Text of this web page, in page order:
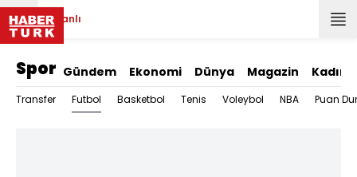
Canlı
Spor Gündem Ekonomi Dünya Magazin Kadın
Transfer Futbol Basketbol Tenis Voleybol NBA Puan